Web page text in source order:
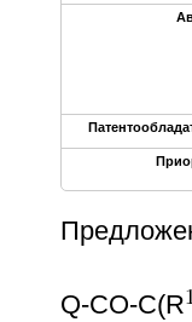
Q-CO-C(R